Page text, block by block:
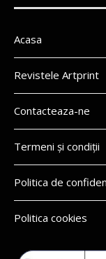
Acasa
Revistele Artprint
Contacteaza-ne
Termeni și condiții
Politica de
Politica cookies